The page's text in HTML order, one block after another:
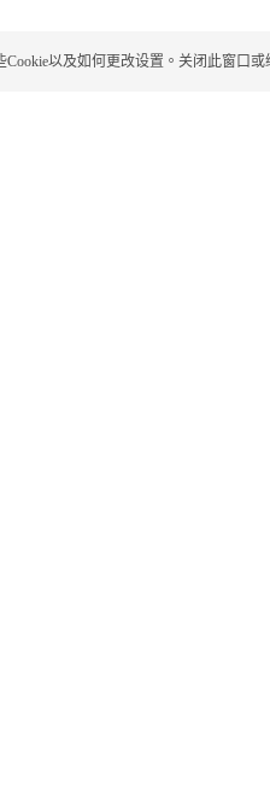
Cookie以及如何更改设置。关闭此窗口